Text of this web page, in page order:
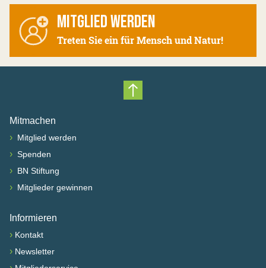
MITGLIED WERDEN
Treten Sie ein für Mensch und Natur!
Nach oben scrollen
Mitmachen
› Mitglied werden
› Spenden
› BN Stiftung
› Mitglieder gewinnen
Informieren
› Kontakt
› Newsletter